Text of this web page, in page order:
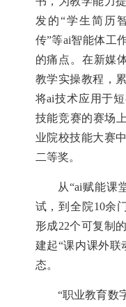
发的“学生简历
传”等ai智能体工
的痛点。在新媒
教学实操教程，
将ai技术应用于
技能竞赛的赛场
业院校技能大赛
二等奖。
从“ai赋能课
试，到全院10余
形成22个可复制
建起“课内课外联
态。
“职业教育数